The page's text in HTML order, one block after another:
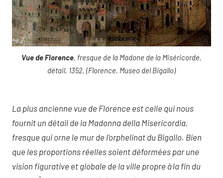
Vue de Florence, fresque de la Madone de la Miséricorde,
détail, 1352, (Florence, Museo del Bigallo)
La plus ancienne vue de Florence est celle qui nous
fournit un détail de la Madonna della Misericordia,
fresque qui orne le mur de l’orphelinat du Bigallo. Bien
que les proportions réelles soient déformées par une
vision figurative et globale de la ville propre à la fin du